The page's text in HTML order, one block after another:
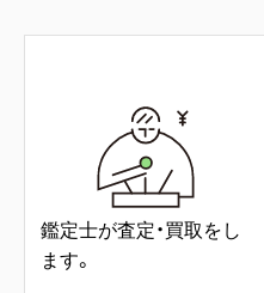
鑑定士が査定・買取をし
ます。